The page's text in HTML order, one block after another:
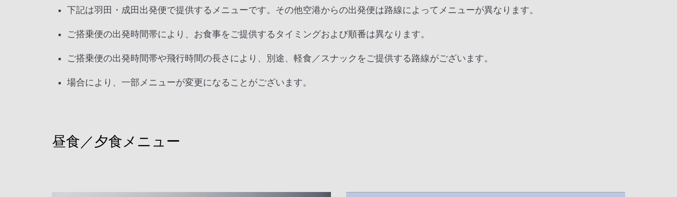
下記は羽田・成田出発便で提供するメニューです。その他空港からの出発便は路線によってメニューが異なります。
ご搭乗便の出発時間帯により、お食事をご提供するタイミングおよび順番は異なります。
ご搭乗便の出発時間帯や飛行時間の長さにより、別途、軽食／スナックをご提供する路線がございます。
場合により、一部メニューが変更になることがございます。
昼食／夕食メニュー